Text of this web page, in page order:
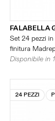
FALABELLA
Set 24 pezzi
finitura
Disponibile in
24 PEZZI